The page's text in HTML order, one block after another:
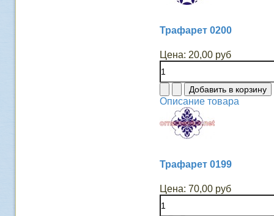
Трафарет 0200
Цена: 20,00 руб
Описание товара
Трафарет 0199
Цена: 70,00 руб